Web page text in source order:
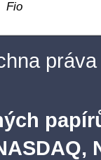
Fio
práva